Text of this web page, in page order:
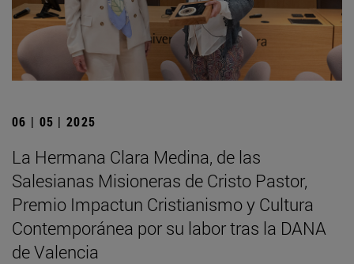
06 | 05 | 2025
La Hermana Clara Medina, de las
Salesianas Misioneras de Cristo Pastor,
Premio Impactun Cristianismo y Cultura
Contemporánea por su labor tras la DANA
de Valencia